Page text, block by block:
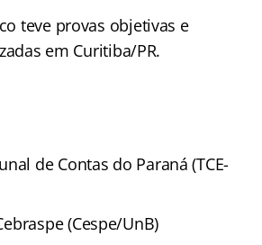
teve provas objetivas e
em Curitiba/PR.
de Contas do Paraná (TCE-
(Cespe/UnB)